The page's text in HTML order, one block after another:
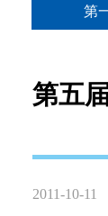
第
第五
2011-10-11